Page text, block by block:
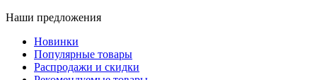
Наши предложения
Новинки
Популярные товары
Распродажи и скидки